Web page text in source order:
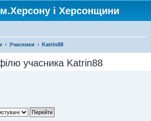
і Херсонщини
Учасники Katrin88
учасника Katrin88